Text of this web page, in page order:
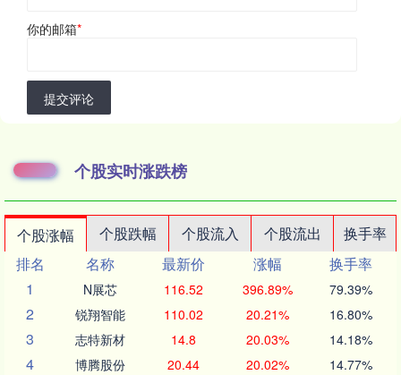
你的邮箱*
提交评论
个股实时涨跌榜
个股涨幅 个股跌幅 个股流入 个股流出
换手率
排名
名称 最新价 涨幅
换手率
1
N展芯 116.52 396.89% 79.39%
2 锐翔智能 110.02 20.21% 16.80%
3 志特新材 14.8 20.03% 14.18%
4 博腾股份 20.44 20.02% 14.77%